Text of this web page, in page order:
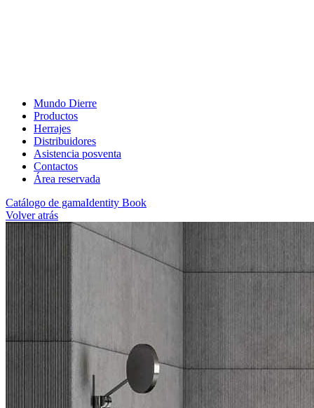
Mundo Dierre
Productos
Herrajes
Distribuidores
Asistencia posventa
Contactos
Área reservada
Catálogo de gamaIdentity Book
Volver atrás